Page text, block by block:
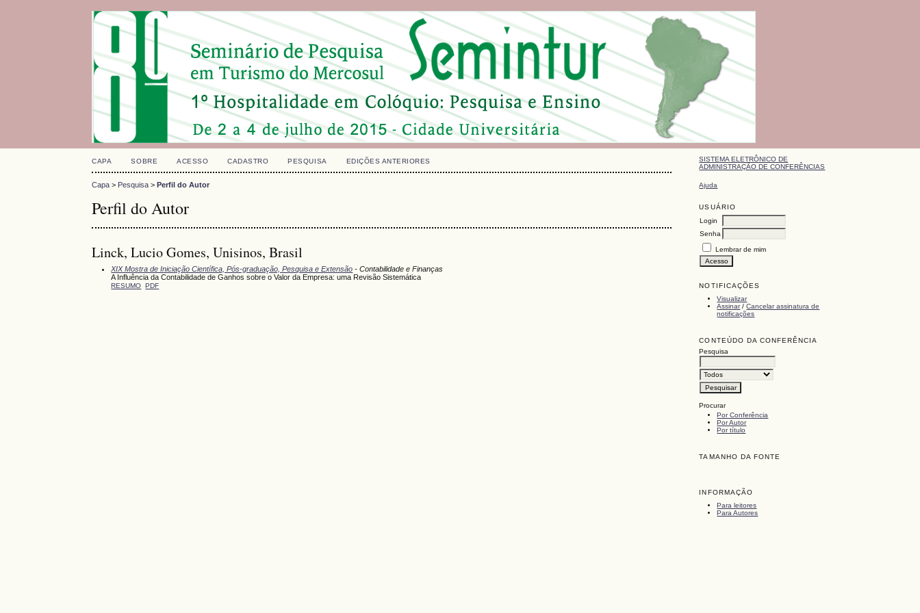
SISTEMA ELETRÔNICO DE
ADMINISTRAÇÃO DE CONFERÊNCIAS
Ajuda
USUÁRIO
Login
Senha
Lembrar de mim
NOTIFICAÇÕES
Visualizar
Assinar/Cancelar assinatura de
notificações
CONTEÚDO DA CONFERÊNCIA
Pesquisa
Procurar
Por Conferência
Por Autor
Por título
TAMANHO DA FONTE
INFORMAÇÃO
Para leitores
Para Autores
CAPA SOBRE ACESSO CADASTRO PESQUISA EDIÇÕES ANTERIORES
Capa > Pesquisa >Perfil do Autor
Perfil do Autor
Linck, Lucio Gomes, Unisinos, Brasil
XIX Mostra de Iniciação Científica, Pós-graduação, Pesquisa e Extensão - Contabilidade e Finanças
A Influência da Contabilidade de Ganhos sobre o Valor da Empresa: uma Revisão Sistemática
RESUMO PDF